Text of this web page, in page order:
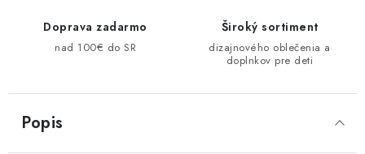
Doprava zadarmo
nad 100€ do SR
Široký sortiment
dizajnového oblečenia a
doplnkov pre deti
Popis